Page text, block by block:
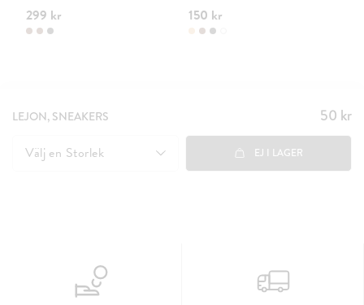
299 kr 150 kr
LEJON, SNEAKERS Pris:
50 kr
50 kr
Välj en Storlek EJ I LAGER